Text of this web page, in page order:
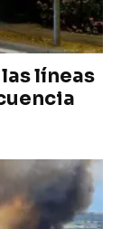
líneas